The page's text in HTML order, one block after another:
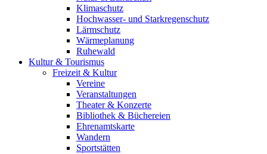
Klimaschutz
Hochwasser- und Starkregenschutz
Lärmschutz
Wärmeplanung
Ruhewald
Kultur & Tourismus
Freizeit & Kultur
Vereine
Veranstaltungen
Theater & Konzerte
Bibliothek & Büchereien
Ehrenamtskarte
Wandern
Sportstätten